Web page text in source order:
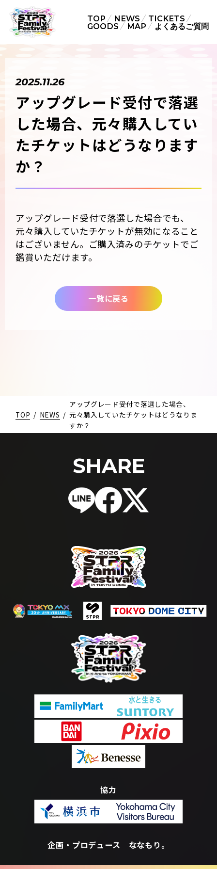
TOP NEWS
TICKETS
GOODS
MAP よくあるご質問
2025.11.26
アップグレード受付で落選
した場合、元々購入してい
たチケットはどうなります
か？
アップグレード受付で落選した場合でも、
元々購入していたチケットが無効になること
はございません。ご購入済みのチケットでご
鑑賞いただけます。
一覧に戻る
TOP / NEWS /
アップグレード受付で落選した場合、
元々購入していたチケットはどうなりま
すか？
SHARE
協力
企画・プロデュース ななもり。